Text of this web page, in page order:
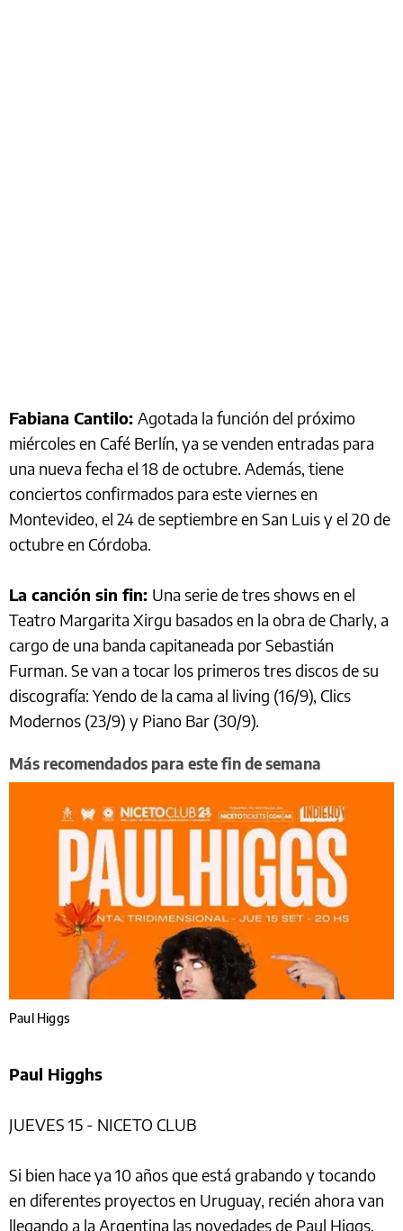
Fabiana Cantilo: Agotada la función del próximo
miércoles en Café Berlín, ya se venden entradas para
una nueva fecha el 18 de octubre. Además, tiene
conciertos confirmados para este viernes en
Montevideo, el 24 de septiembre en San Luis y el 20 de
octubre en Córdoba.
La canción sin fin: Una serie de tres shows en el
Teatro Margarita Xirgu basados en la obra de Charly, a
cargo de una banda capitaneada por Sebastián
Furman. Se van a tocar los primeros tres discos de su
discografía: Yendo de la cama al living (16/9), Clics
Modernos (23/9) y Piano Bar (30/9).
Más recomendados para este fin de semana
Paul Higgs
Paul Higghs
JUEVES 15 - NICETO CLUB
Si bien hace ya 10 años que está grabando y tocando
en diferentes proyectos en Uruguay, recién ahora van
llegando a la Argentina las novedades de Paul Higgs.